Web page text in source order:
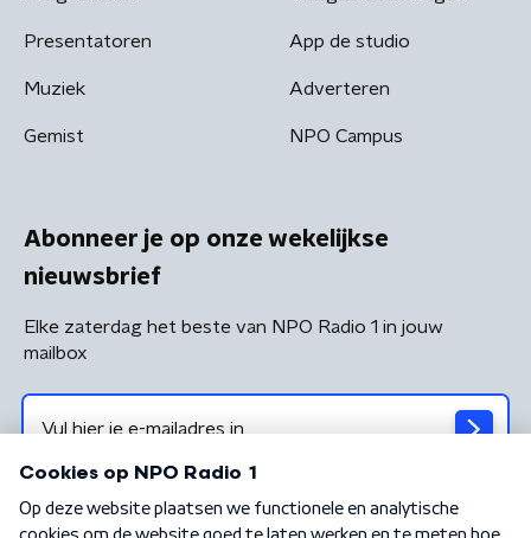
Presentatoren
Muziek
Gemist
App de studio
Adverteren
NPO Campus
Abonneer je op onze wekelijkse
nieuwsbrief
Elke zaterdag het beste van NPO Radio 1 in jouw
mailbox